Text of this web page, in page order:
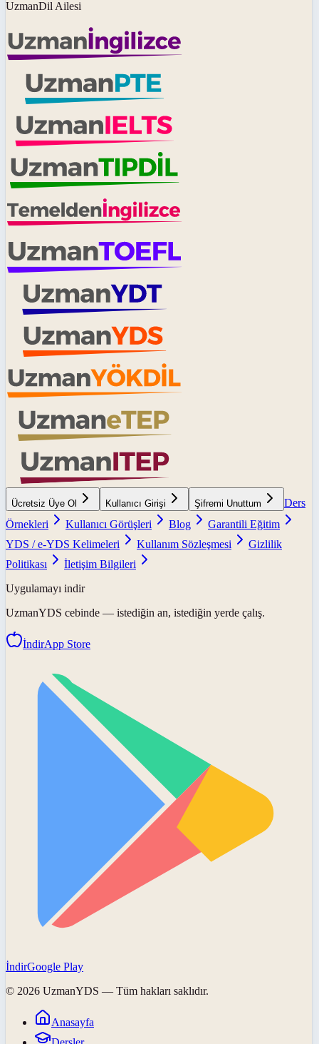
UzmanDil Ailesi
Ücretsiz Üye Ol Kullanıcı Girişi Şifremi Unuttum
Ders
Örnekleri
Kullanıcı Görüşleri Blog
Garantili Eğitim
YDS / e-YDS Kelimeleri
Kullanım Sözleşmesi
Gizlilik
Politikası
İletişim Bilgileri
Uygulamayı indir
UzmanYDS cebinde — istediğin an, istediğin yerde çalış.
İndirApp Store
İndirGoogle Play
© 2026 UzmanYDS — Tüm hakları saklıdır.
Anasayfa